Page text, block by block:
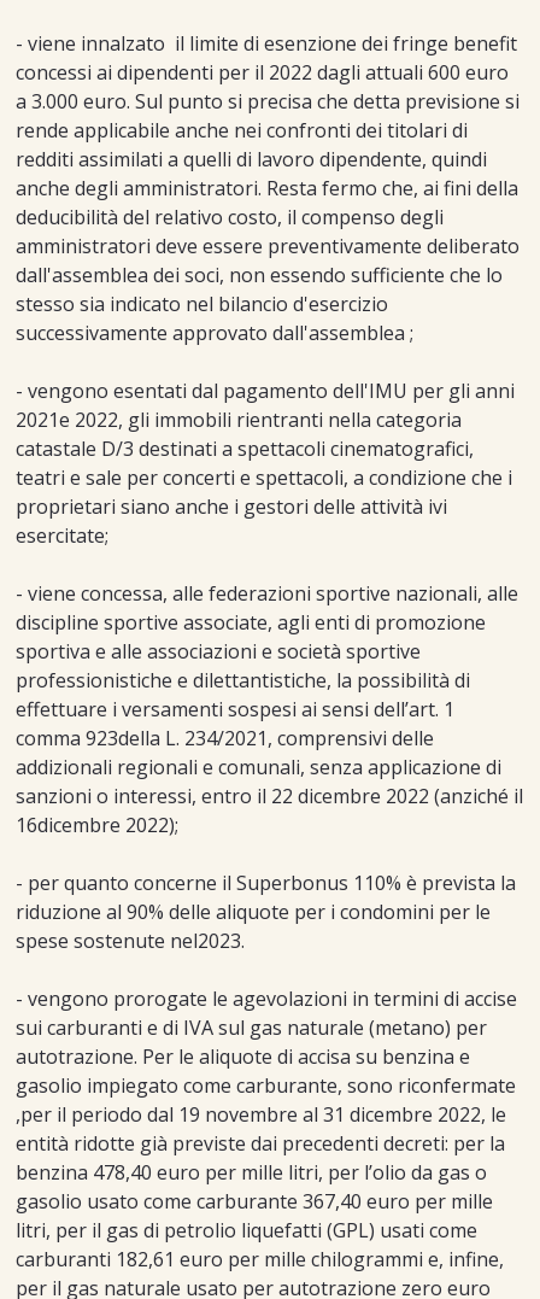
- viene innalzato il limite di esenzione dei fringe benefit
concessi ai dipendenti per il 2022 dagli attuali 600 euro
a 3.000 euro. Sul punto si precisa che detta previsione si
rende applicabile anche nei confronti dei titolari di
redditi assimilati a quelli di lavoro dipendente, quindi
anche degli amministratori. Resta fermo che, ai fini della
deducibilità del relativo costo, il compenso degli
amministratori deve essere preventivamente deliberato
dall'assemblea dei soci, non essendo sufficiente che lo
stesso sia indicato nel bilancio d'esercizio
successivamente approvato dall'assemblea ;
- vengono esentati dal pagamento dell'IMU per gli anni
2021e 2022, gli immobili rientranti nella categoria
catastale D/3 destinati a spettacoli cinematografici,
teatri e sale per concerti e spettacoli, a condizione che i
proprietari siano anche i gestori delle attività ivi
esercitate;
- viene concessa, alle federazioni sportive nazionali, alle
discipline sportive associate, agli enti di promozione
sportiva e alle associazioni e società sportive
professionistiche e dilettantistiche, la possibilità di
effettuare i versamenti sospesi ai sensi dell’art. 1
comma 923della L. 234/2021, comprensivi delle
addizionali regionali e comunali, senza applicazione di
sanzioni o interessi, entro il 22 dicembre 2022 (anziché il
16dicembre 2022);
- per quanto concerne il Superbonus 110% è prevista la
riduzione al 90% delle aliquote per i condomini per le
spese sostenute nel2023.
- vengono prorogate le agevolazioni in termini di accise
sui carburanti e di IVA sul gas naturale (metano) per
autotrazione. Per le aliquote di accisa su benzina e
gasolio impiegato come carburante, sono riconfermate
,per il periodo dal 19 novembre al 31 dicembre 2022, le
entità ridotte già previste dai precedenti decreti: per la
benzina 478,40 euro per mille litri, per l’olio da gas o
gasolio usato come carburante 367,40 euro per mille
litri, per il gas di petrolio liquefatti (GPL) usati come
carburanti 182,61 euro per mille chilogrammi e, infine,
per il gas naturale usato per autotrazione zero euro